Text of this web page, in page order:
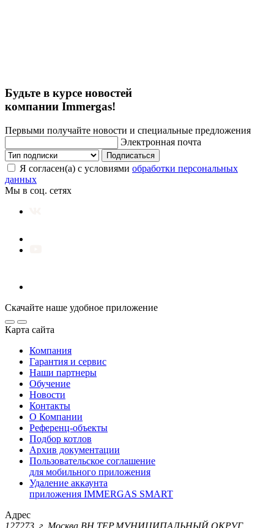
Будьте в курсе новостей
компании Immergas!
Первыми получайте новости и специальные предложения
Электронная почта
Подписаться
Я согласен(а) с условиями обработки персональных
данных
Мы в соц. сетях
Скачайте наше удобное приложение
Карта сайта
Компания
Гарантия и сервис
Наши партнеры
Обучение
Новости
Контакты
О Компании
Референц-объекты
Подбор котлов
Архив документации
Пользовательское соглашение
для мобильного приложения
Удаление аккаунта
приложения IMMERGAS SMART
Адрес
127273, г. Москва ВН.ТЕР.МУНИЦИПАЛЬНЫЙ ОКРУГ